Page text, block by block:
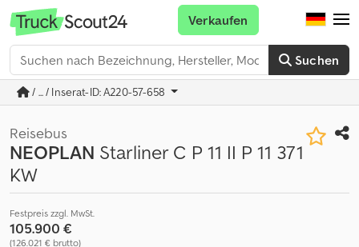
Suchen
Verkaufen
/ ... / Inserat-ID: A220-57-658
Reisebus
NEOPLAN Starliner C P 11 II P 11 371
KW
Festpreis zzgl. MwSt.
105.900 €
(126.021 € brutto)